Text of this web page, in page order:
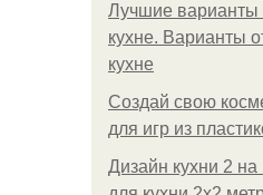
Лучшие варианты
кухне. Варианты
кухне
Создай свою
для игр из
Дизайн кухни 2